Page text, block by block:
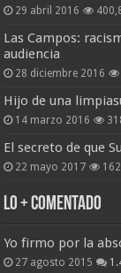
29 abril 2016
Las Campos:
audiencia
28 diciembre 2016
Hijo de una
14 marzo 2016
El secreto de que
22 mayo 2017
Lo + Comentado
Yo firmo por la
27 agosto 2015